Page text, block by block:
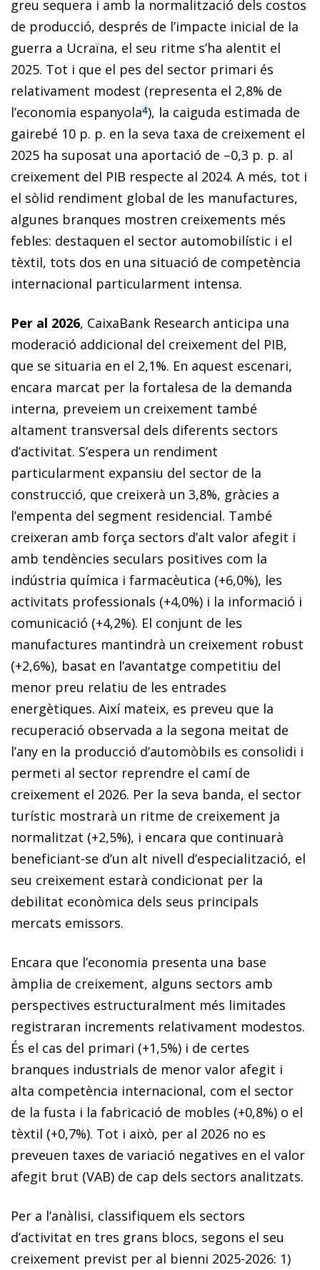
greu sequera i amb la normalització dels costos
de producció, després de l’impacte inicial de la
guerra a Ucraïna, el seu ritme s’ha alentit el
2025. Tot i que el pes del sector primari és
relativament modest (representa el 2,8% de
l’economia espanyola4), la caiguda estimada de
gairebé 10 p. p. en la seva taxa de creixement el
2025 ha suposat una aportació de –0,3 p. p. al
creixement del PIB respecte al 2024. A més, tot i
el sòlid rendiment global de les manufactures,
algunes branques mostren creixements més
febles: destaquen el sector automobilístic i el
tèxtil, tots dos en una situació de competència
internacional particularment intensa.
Per al 2026, CaixaBank Research anticipa una
moderació addicional del creixement del PIB,
que se situaria en el 2,1%. En aquest escenari,
encara marcat per la fortalesa de la demanda
interna, preveiem un creixement també
altament transversal dels diferents sectors
d’activitat. S’espera un rendiment
particularment expansiu del sector de la
construcció, que creixerà un 3,8%, gràcies a
l’empenta del segment residencial. També
creixeran amb força sectors d’alt valor afegit i
amb tendències seculars positives com la
indústria química i farmacèutica (+6,0%), les
activitats professionals (+4,0%) i la informació i
comunicació (+4,2%). El conjunt de les
manufactures mantindrà un creixement robust
(+2,6%), basat en l’avantatge competitiu del
menor preu relatiu de les entrades
energètiques. Així mateix, es preveu que la
recuperació observada a la segona meitat de
l’any en la producció d’automòbils es consolidi i
permeti al sector reprendre el camí de
creixement el 2026. Per la seva banda, el sector
turístic mostrarà un ritme de creixement ja
normalitzat (+2,5%), i encara que continuarà
beneficiant-se d’un alt nivell d’especialització, el
seu creixement estarà condicionat per la
debilitat econòmica dels seus principals
mercats emissors.
Encara que l’economia presenta una base
àmplia de creixement, alguns sectors amb
perspectives estructuralment més limitades
registraran increments relativament modestos.
És el cas del primari (+1,5%) i de certes
branques industrials de menor valor afegit i
alta competència internacional, com el sector
de la fusta i la fabricació de mobles (+0,8%) o el
tèxtil (+0,7%). Tot i això, per al 2026 no es
preveuen taxes de variació negatives en el valor
afegit brut (VAB) de cap dels sectors analitzats.
Per a l’anàlisi, classifiquem els sectors
d’activitat en tres grans blocs, segons el seu
creixement previst per al bienni 2025-2026: 1)